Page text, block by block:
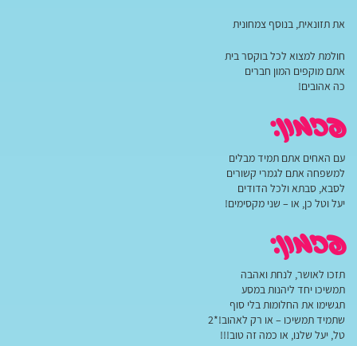
את תזונאית, בנוסף צמחונית
חולמת למצוא לכל בוקסר בית
אתם מוקפים המון חברים
כה אהובים!
פזמון:
עם האחים אתם תמיד מבלים
למשפחה אתם לגמרי קשורים
לסבא, סבתא ולכל הדודים
יעל וטל כן, או – שני מקסימים!
פזמון:
תזכו לאושר, לנחת ואהבה
תמשיכו יחד ליהנות במסע
תגשימו את החלומות בלי סוף
שתמיד תמשיכו – או רק לאהוב!*2
טל, יעל שלנו, או כמה זה טוב!!!